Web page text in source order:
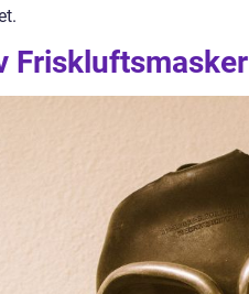
Friskluftsmasker